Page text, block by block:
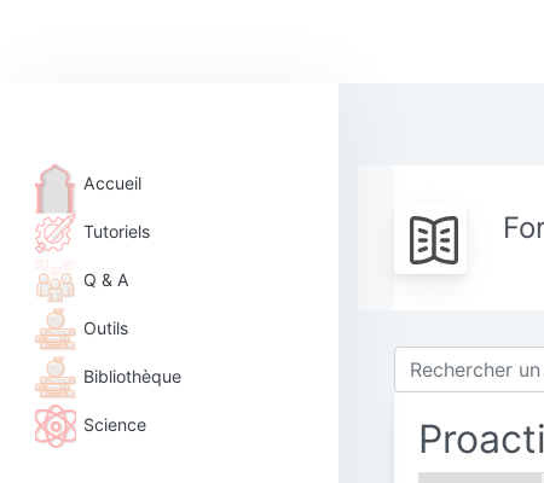
Accueil
Tutoriels
Q & A
Outils
Bibliothèque
Science